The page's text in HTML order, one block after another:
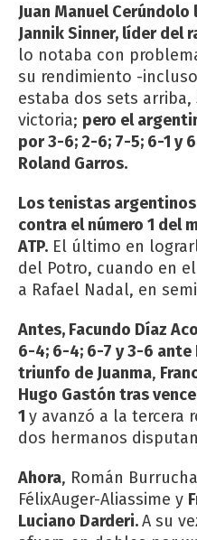
Juan Manuel
Jannik Sinner, líder del
lo notaba con
su rendimiento -
estaba dos sets
victoria; pero el
por 3-6; 2-6; 7-5; 6-1 y
Roland Garros.
Los tenistas
contra el número 1 del
ATP. El último en
del Potro, cuando en el
a Rafael Nadal, en
Antes, Facundo Díaz
6-4; 6-4; 6-7 y 3-6 ante
triunfo de Juanma,
Hugo Gastón tras
1 y avanzó a la tercera
dos hermanos
Ahora, Román
FélixAuger-Aliassime y
Luciano Darderi.A su